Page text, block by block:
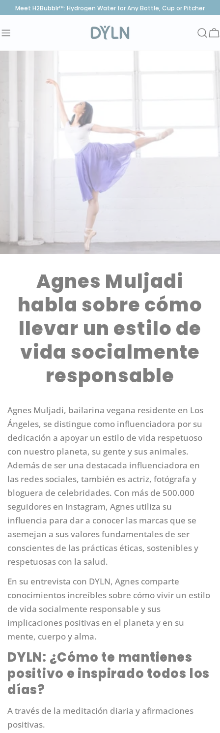
saltar
contenido
Meet H2Bubblr™: Hydrogen Water for Any Bottle, Cup or Pitcher
Agnes Muljadi
habla sobre cómo
llevar un estilo de
vida socialmente
responsable
Agnes Muljadi, bailarina vegana residente en Los
Ángeles, se distingue como influenciadora por su
dedicación a apoyar un estilo de vida respetuoso
con nuestro planeta, su gente y sus animales.
Además de ser una destacada influenciadora en
las redes sociales, también es actriz, fotógrafa y
bloguera de celebridades. Con más de 500.000
seguidores en Instagram, Agnes utiliza su
influencia para dar a conocer las marcas que se
asemejan a sus valores fundamentales de ser
conscientes de las prácticas éticas, sostenibles y
respetuosas con la salud.
En su entrevista con DYLN, Agnes comparte
conocimientos increíbles sobre cómo vivir un estilo
de vida socialmente responsable y sus
implicaciones positivas en el planeta y en su
mente, cuerpo y alma.
DYLN: ¿Cómo te mantienes
positivo e inspirado todos los
días?
A través de la meditación diaria y afirmaciones
positivas.